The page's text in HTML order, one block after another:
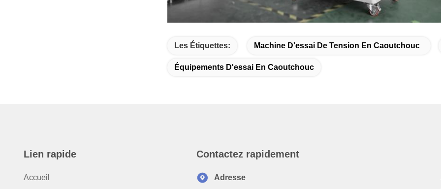
Les Étiquettes: Machine D'essai De Tension En Caoutchouc
Équipements D'essai En Caoutchouc
Lien rapide
Accueil
Contactez rapidement
Adresse